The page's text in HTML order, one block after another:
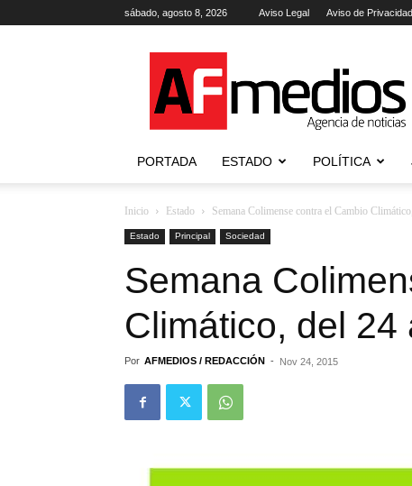
sábado, agosto 8, 2026 Aviso Legal Aviso de Privacidad
Agencia
de
Noticias
PORTADA ESTADO POLÍTICA
Inicio Estado Semana Colimense contra el Cambio
Estado Principal Sociedad
Semana
Climático, del
Por AFMEDIOS / REDACCIÓN - Nov 24, 2015